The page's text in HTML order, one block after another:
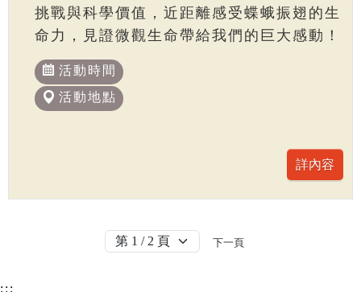
挑戰與科學價值，近距離感受蝶蛾振翅的生
命力，見證微觀生命帶給我們的巨大感動！
活動時間
活動地點
下一頁
:::